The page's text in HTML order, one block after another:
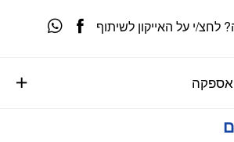
לחצ/י על האייקון לשיתוף